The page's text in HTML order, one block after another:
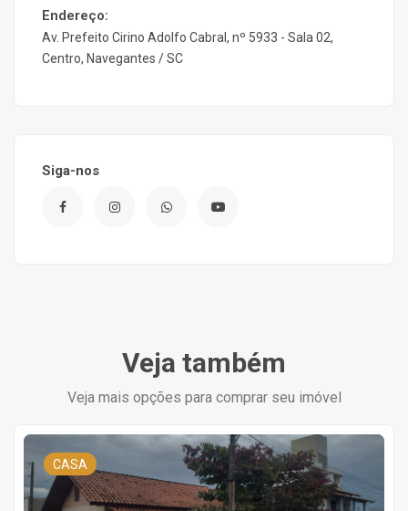
Endereço:
Av. Prefeito Cirino Adolfo Cabral, nº 5933 - Sala 02,
Centro, Navegantes / SC
Siga-nos
Veja também
Veja mais opções para comprar seu imóvel
CASA